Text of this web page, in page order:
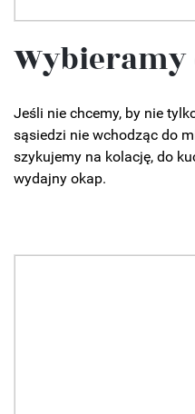
Wybieramy
Jeśli nie chcemy, by nie
sąsiedzi nie wchodząc do
szykujemy na kolację, do
wydajny okap.